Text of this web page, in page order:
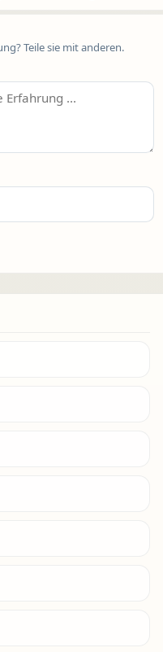
Teile sie mit anderen.